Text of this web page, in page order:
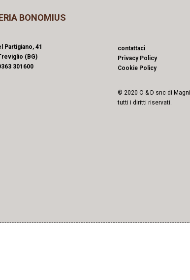
BONOMIUS
Partigiano, 41
(BG)
301600
contattaci
Privacy Policy
Cookie Policy
© 2020 O & D snc di
tutti i diritti riservati.